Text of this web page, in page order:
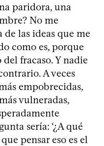
paridora, una
No me
las ideas que me
como es, porque
fracaso. Y nadie
A veces
empobrecidas,
vulneradas,
sería: ‘¿A qué
pensar eso es el